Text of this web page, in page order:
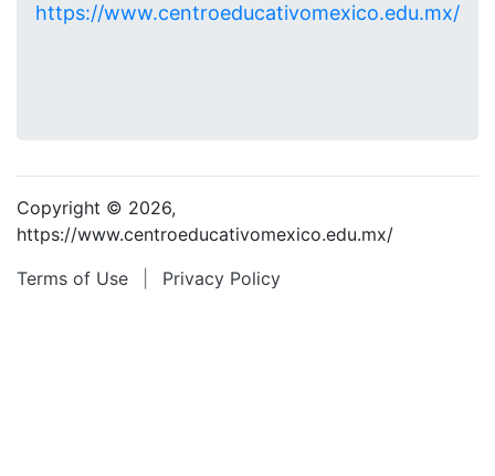
https://www.centroeducativomexico.edu.mx/
Copyright © 2026,
https://www.centroeducativomexico.edu.mx/
Terms of Use
Privacy Policy